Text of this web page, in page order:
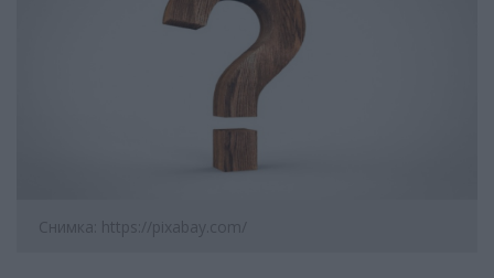
Снимка: https://pixabay.com/